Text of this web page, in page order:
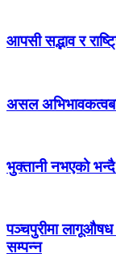
आपसी सद्भाव र
असल
भुक्तानी नभएको भन्दै
पञ्चपुरीमा लागूऔषध
सम्पन्न